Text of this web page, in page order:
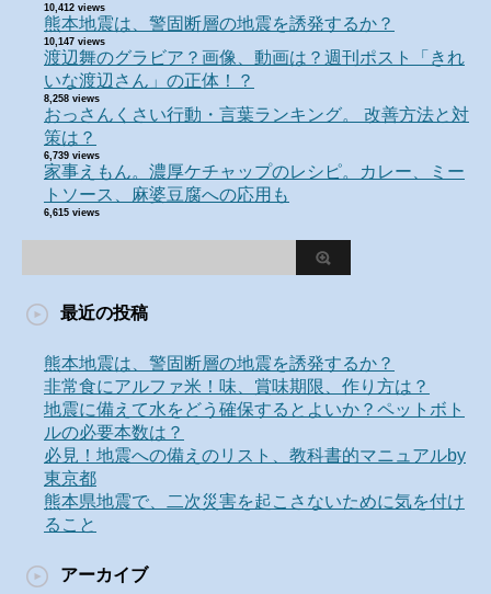
10,412 views
熊本地震は、警固断層の地震を誘発するか？
10,147 views
渡辺舞のグラビア？画像、動画は？週刊ポスト「きれ
いな渡辺さん」の正体！？
8,258 views
おっさんくさい行動・言葉ランキング。 改善方法と対
策は？
6,739 views
家事えもん。濃厚ケチャップのレシピ。カレー、ミー
トソース、麻婆豆腐への応用も
6,615 views
最近の投稿
熊本地震は、警固断層の地震を誘発するか？
非常食にアルファ米！味、賞味期限、作り方は？
地震に備えて水をどう確保するとよいか？ペットボト
ルの必要本数は？
必見！地震への備えのリスト、教科書的マニュアルby
東京都
熊本県地震で、二次災害を起こさないために気を付け
ること
アーカイブ